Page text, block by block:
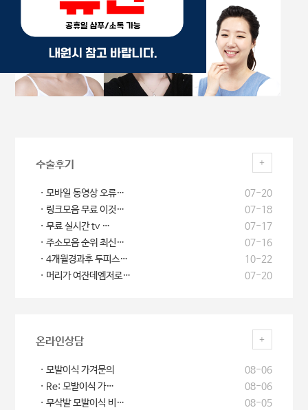
수술후기
모바일 동영상 오류…
07-20
링크모음 무료 이것…
07-18
무료 실시간 tv …
07-17
주소모음 순위 최신…
07-16
4개월경과후 두피스…
10-22
머리가 여잔데엠저로…
07-20
+
온라인상담
모발이식 가겨문의
08-06
Re: 모발이식 가…
08-06
무삭발 모발이식 비…
08-05
+